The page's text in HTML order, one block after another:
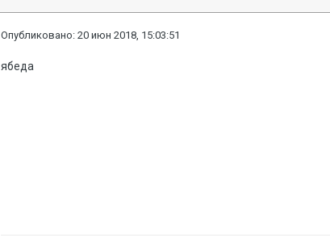
Опубликовано:20 июн 2018, 15:03:51
ябеда